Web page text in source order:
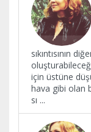
sıkıntısının
için üstüne
hava gibi olan
sı ...